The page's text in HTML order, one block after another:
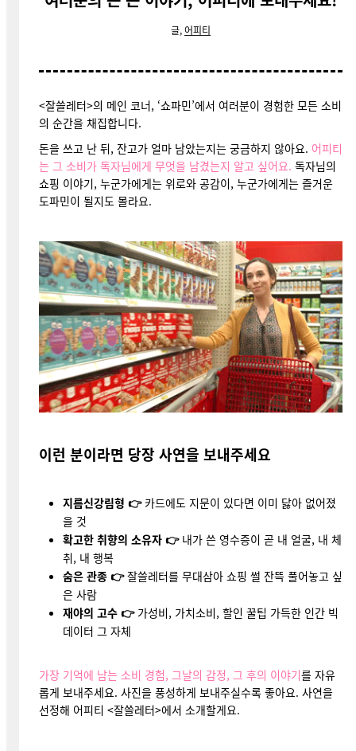
글,어피티
<잘쓸레터>의 메인 코너, ‘쇼파민’에서 여러분이 경험한 모든 소비
의 순간을 채집합니다.
돈을 쓰고 난 뒤, 잔고가 얼마 남았는지는 궁금하지 않아요. 어피티
는 그 소비가 독자님에게 무엇을 남겼는지 알고 싶어요. 독자님의
쇼핑 이야기, 누군가에게는 위로와 공감이, 누군가에게는 즐거운
도파민이 될지도 몰라요.
이런 분이라면 당장 사연을 보내주세요
지름신강림형 👉카드에도 지문이 있다면 이미 닳아 없어졌
을 것
확고한 취향의 소유자 👉내가 쓴 영수증이 곧 내 얼굴, 내 체
취, 내 행복
숨은 관종 👉잘쓸레터를 무대삼아 쇼핑 썰 잔뜩 풀어놓고 싶
은 사람
재야의 고수 👉 가성비, 가치소비, 할인 꿀팁 가득한 인간 빅
데이터 그 자체
가장 기억에 남는 소비 경험, 그날의 감정, 그 후의 이야기를 자유
롭게 보내주세요. 사진을 풍성하게 보내주실수록 좋아요. 사연을
선정해 어피티 <잘쓸레터>에서 소개할게요.